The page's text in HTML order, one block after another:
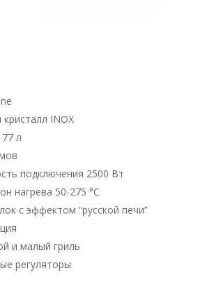
кристалл INOX
л
подключения 2500 Вт
нагрева 50-275 °С
с эффектом “русской печи”
и малый гриль
регуляторы